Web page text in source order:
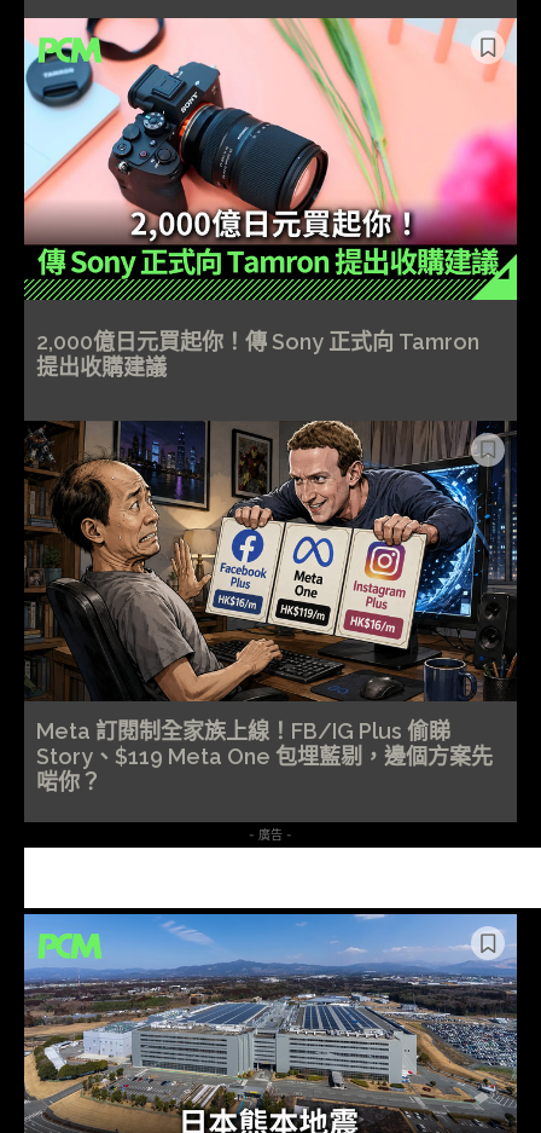
2,000億日元買起你！傳 Sony 正式向 Tamron
提出收購建議
Meta 訂閱制全家族上線！FB/IG Plus 偷睇
Story、$119 Meta One 包埋藍剔，邊個方案先
啱你？
- 廣告 -